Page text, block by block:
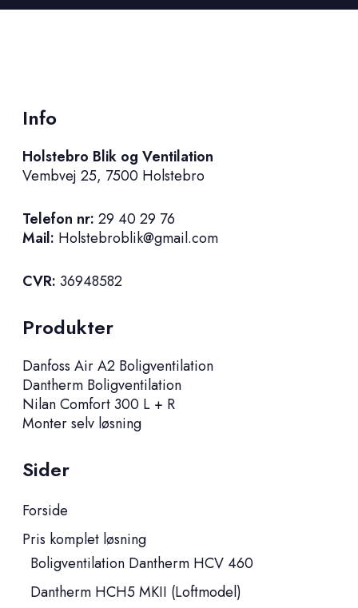
Info
Holstebro Blik og Ventilation
Vembvej 25, 7500 Holstebro
Telefon nr: 29 40 29 76
Mail: Holstebroblik@gmail.com
CVR: 36948582
Produkter
Danfoss Air A2 Boligventilation
Dantherm Boligventilation
Nilan Comfort 300 L + R
Monter selv løsning
Sider
Forside
Pris komplet løsning
Boligventilation Dantherm HCV 460
Dantherm HCH5 MKII (Loftmodel)